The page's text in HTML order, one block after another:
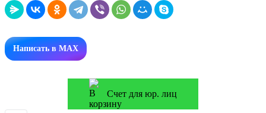
Написать в MAX
Счет для юр. лиц